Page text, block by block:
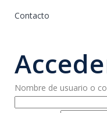
Contacto
Nombre de usuario o